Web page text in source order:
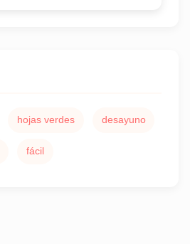
hojas verdes desayuno
fácil